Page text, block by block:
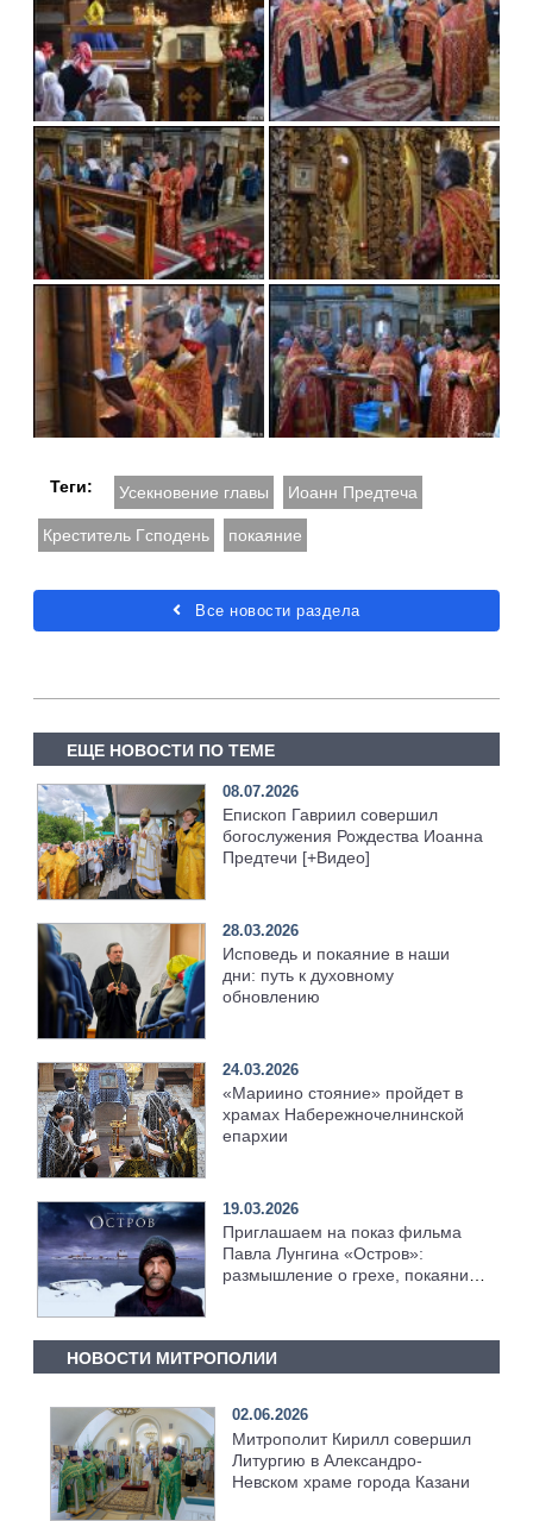
Теги: Усекновение главы Иоанн Предтеча
Креститель Гсподень покаяние
Все новости раздела
ЕЩЕ НОВОСТИ ПО ТЕМЕ
08.07.2026
Епископ Гавриил совершил
богослужения Рождества Иоанна
Предтечи [+Видео]
28.03.2026
Исповедь и покаяние в наши
дни: путь к духовному
обновлению
24.03.2026
«Мариино стояние» пройдет в
храмах Набережночелнинской
епархии
19.03.2026
Приглашаем на показ фильма
Павла Лунгина «Остров»:
размышление о грехе, покаянии
НОВОСТИ МИТРОПОЛИИ
02.06.2026
Митрополит Кирилл совершил
Литургию в Александро-
Невском храме города Казани